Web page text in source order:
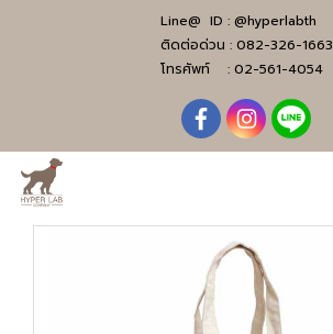
Line@ ID : @hyperlabth
ติดต่อด่วน : 082-326-1663
โทรศัพท์ : 02-561-4054